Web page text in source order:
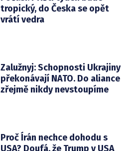
tropický, do Česka se opět
vrátí vedra
Zalužnyj: Schopnosti Ukrajiny
překonávají NATO. Do aliance
zřejmě nikdy nevstoupíme
Proč Írán nechce dohodu s
USA? Doufá, že Trump v USA